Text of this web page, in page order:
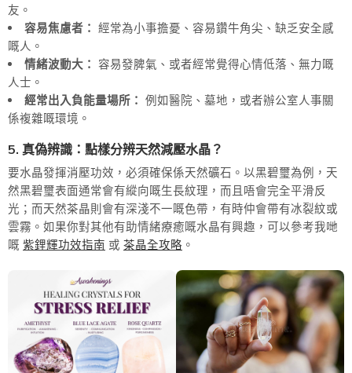
友。
容易焦慮者： 經常為小事擔憂、容易鑽牛角尖、缺乏安全感
嘅人。
情緒波動大： 容易發脾氣、或者經常覺得心情低落、無力嘅
人士。
經常出入負能量場所： 例如醫院、墓地，或者辦公室人事關
係複雜嘅環境。
5. 真偽辨識：點樣分辨天然減壓水晶？
要水晶發揮消壓功效，必須確保係天然礦石。以黑碧璽為例，天
然黑碧璽表面通常會有縱向嘅生長紋理，而且唔會完全平滑反
光；而天然茶晶則會有深淺不一嘅色帶，有時仲會帶有冰裂紋或
雲霧。如果你對其他有助情緒療癒嘅水晶有興趣，可以參考我哋
嘅 紫鋰輝功效指南 或 茶晶全攻略 。